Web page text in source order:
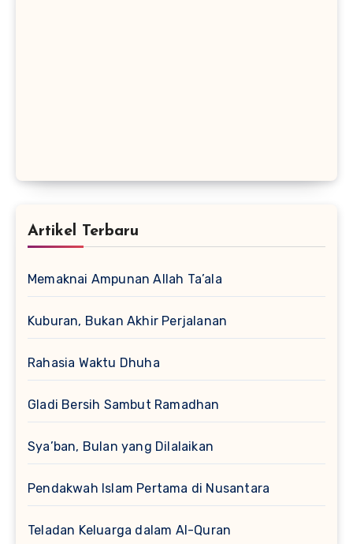
Artikel Terbaru
Memaknai Ampunan Allah Ta’ala
Kuburan, Bukan Akhir Perjalanan
Rahasia Waktu Dhuha
Gladi Bersih Sambut Ramadhan
Sya’ban, Bulan yang Dilalaikan
Pendakwah Islam Pertama di Nusantara
Teladan Keluarga dalam Al-Quran